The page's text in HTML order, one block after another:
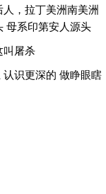
，拉丁美洲南美洲
母系印第安人源头
叫屠杀
识更深的 做睁眼瞎